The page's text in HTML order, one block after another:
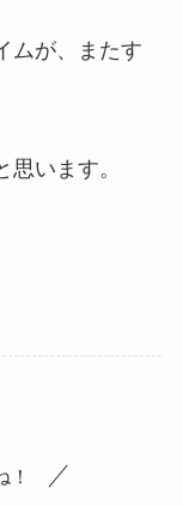
ムが、またす
います。